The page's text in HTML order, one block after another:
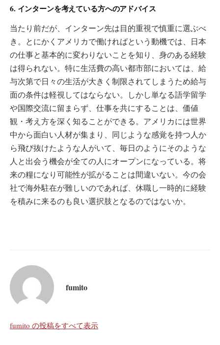
6. インターンを考えている方へのアドバイス
当たり前だが、インターン先は目的重視で慎重に選ぶべ
き。とにかくアメリカで働ければという動機では、日本
の仕事と基本的に変わりないことを知り、身のある経験
は得られない。特に生活費の高い都市部においては、給
与次第で日々の生活が大きく制限されてしまうため給与
面の条件は軽視してはならない。しかし単なる語学留学
や国際交流に留まらず、仕事を共にすることは、価値
観・考え方を深く知ることができる。アメリカには世界
中から面白い人材が集まり、同じような感覚を持つ人か
ら飛び抜けたような人がいて、毎日のようにそのような
人と出会う機会が全ての人にオープンになっている。将
来の糧になり可能性が拡がることは間違いない。今の会
社で海外駐在が難しいのであれば、休職し一時的に経験
を積みに来るのも良い選択肢となるのではないか。
fumito
fumito の投稿をすべて表示